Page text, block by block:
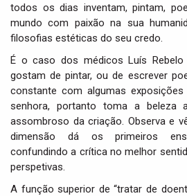
todos os dias inventam, pintam,
mundo com paixão na sua
filosofias estéticas do seu credo.
É o caso dos médicos Luís
gostam de pintar, ou de escrever
constante com algumas
senhora, portanto toma a beleza
assombroso da criação. Observa e
dimensão dá os primeiros
confundindo a crítica no melhor
perspetivas.
A função superior de “tratar de